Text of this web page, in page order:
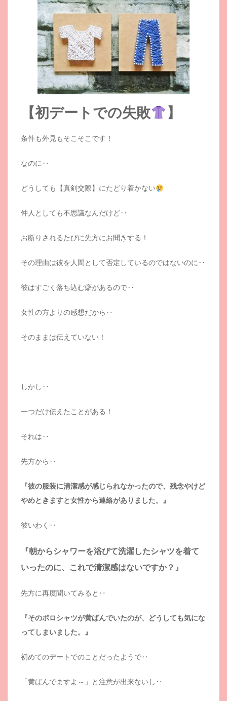
【初デートでの失敗 】
条件も外見もそこそこです！
なのに‥
どうしても【真剣交際】にたどり着かない
仲人としても不思議なんだけど‥
お断りされるたびに先方にお聞きする！
その理由は彼を人間として否定しているのではないのに‥
彼はすごく落ち込む癖があるので‥
女性の方よりの感想だから‥
そのままは伝えていない！
しかし‥
一つだけ伝えたことがある！
それは‥
先方から‥
『彼の服装に清潔感が感じられなかったので、残念やけど
やめときますと女性から連絡がありました。』
彼いわく‥
『朝からシャワーを浴びて洗濯したシャツを着て
いったのに、これで清潔感はないですか？』
先方に再度聞いてみると‥
『そのポロシャツが黄ばんでいたのが、どうしても気にな
ってしまいました。』
初めてのデートでのことだったようで‥
「黄ばんでますよ～」と注意が出来ないし‥